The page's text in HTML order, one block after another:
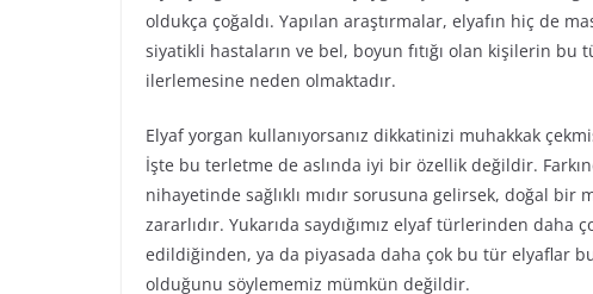
oldukça çoğaldı. Yapılan araştırmalar, elyafın hiç de
siyatikli hastaların ve bel, boyun fıtığı olan kişilerin bu
ilerlemesine neden olmaktadır.
Elyaf yorgan kullanıyorsanız dikkatinizi muhakkak
İşte bu terletme de aslında iyi bir özellik değildir.
nihayetinde sağlıklı mıdır sorusuna gelirsek, doğal
zararlıdır. Yukarıda saydığımız elyaf türlerinden
edildiğinden, ya da piyasada daha çok bu tür elyaflar
olduğunu söylememiz mümkün değildir.